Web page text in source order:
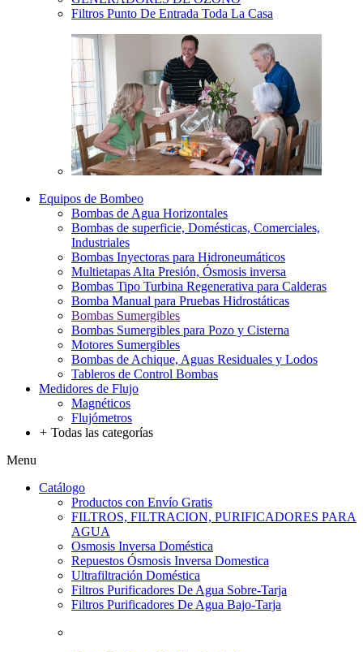
Filtros Punto De Entrada Toda La Casa
Equipos de Bombeo
Bombas de Agua Horizontales
Bombas de superficie, Domésticas, Comerciales,
Industriales
Bombas Inyectoras para Hidroneumáticos
Multietapas Alta Presión, Ósmosis inversa
Bombas Tipo Turbina Regenerativa para Calderas
Bomba Manual para Pruebas Hidrostáticas
Bombas Sumergibles
Bombas Sumergibles para Pozo y Cisterna
Motores Sumergibles
Bombas de Achique, Aguas Residuales y Lodos
Tableros de Control Bombas
Medidores de Flujo
Magnéticos
Flujómetros
+ Todas las categorías
Menu
Catálogo
Productos con Envío Gratis
FILTROS, FILTRACION, PURIFICADORES PARA
AGUA
Osmosis Inversa Doméstica
Repuestos Ósmosis Inversa Domestica
Ultrafiltración Doméstica
Filtros Purificadores De Agua Sobre-Tarja
Filtros Purificadores De Agua Bajo-Tarja